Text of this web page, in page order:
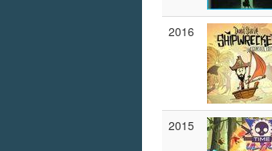
2016
2015